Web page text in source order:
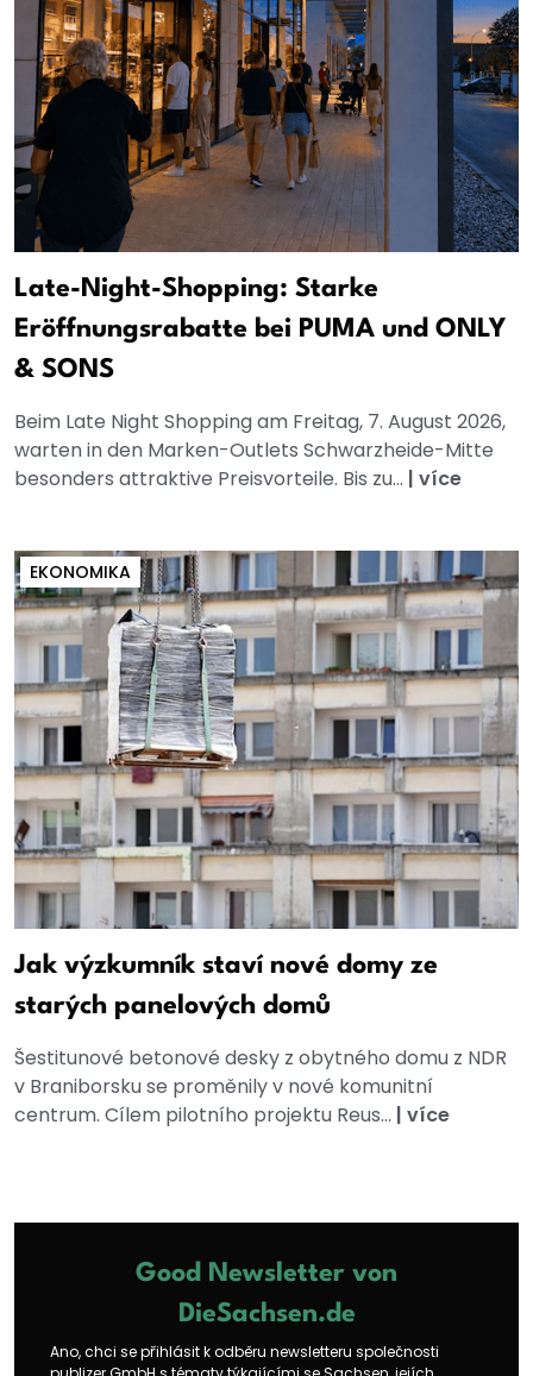
Late-Night-Shopping: Starke
Eröffnungsrabatte bei PUMA und ONLY
& SONS
Beim Late Night Shopping am Freitag, 7. August 2026,
warten in den Marken-Outlets Schwarzheide-Mitte
besonders attraktive Preisvorteile. Bis zu... | více
EKONOMIKA
Jak výzkumník staví nové domy ze
starých panelových domů
Šestitunové betonové desky z obytného domu z NDR
v Braniborsku se proměnily v nové komunitní
centrum. Cílem pilotního projektu Reus... | více
Good Newsletter von
DieSachsen.de
Ano, chci se přihlásit k odběru newsletteru společnosti